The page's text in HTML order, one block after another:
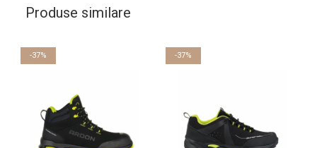
Produse similare
-37% -37%